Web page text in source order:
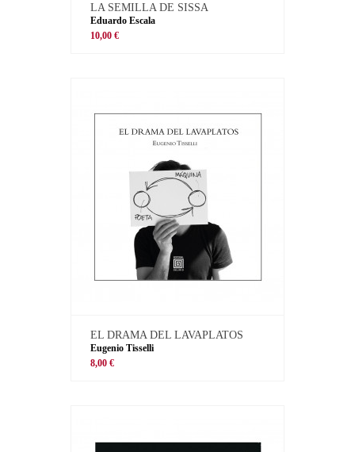
LA SEMILLA DE SISSA
Eduardo Escala
10,00 €
EL DRAMA DEL LAVAPLATOS
Eugenio Tisselli
8,00 €